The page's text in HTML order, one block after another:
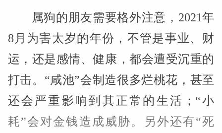
属狗的朋友需要格外注意，2021年
8月为害太岁的年份，不管是事业、财
运，还是感情、健康，都会遭受沉重的
打击。“咸池”会制造很多烂桃花，甚至
还会严重影响到其正常的生活；“小
耗”会对金钱造成威胁。另外还有“死